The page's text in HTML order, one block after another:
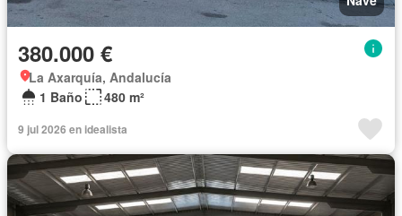
380.000 €
La Axarquía, Andalucía
1 Baño
480 m²
9 jul 2026 en idealista